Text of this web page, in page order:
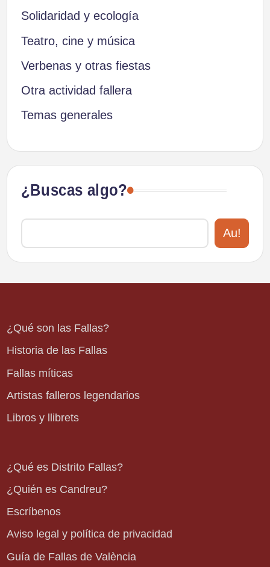
Solidaridad y ecología
Teatro, cine y música
Verbenas y otras fiestas
Otra actividad fallera
Temas generales
¿Buscas algo?
Au!
¿Qué son las Fallas?
Historia de las Fallas
Fallas míticas
Artistas falleros legendarios
Libros y llibrets
¿Qué es Distrito Fallas?
¿Quién es Candreu?
Escríbenos
Aviso legal y política de privacidad
Guía de Fallas de València